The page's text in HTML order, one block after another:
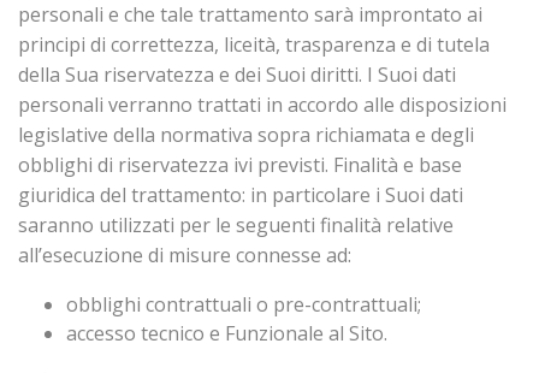
personali e che tale trattamento sarà improntato ai
principi di correttezza, liceità, trasparenza e di tutela
della Sua riservatezza e dei Suoi diritti. I Suoi dati
personali verranno trattati in accordo alle disposizioni
legislative della normativa sopra richiamata e degli
obblighi di riservatezza ivi previsti. Finalità e base
giuridica del trattamento: in particolare i Suoi dati
saranno utilizzati per le seguenti finalità relative
all’esecuzione di misure connesse ad:
obblighi contrattuali o pre-contrattuali;
accesso tecnico e Funzionale al Sito.